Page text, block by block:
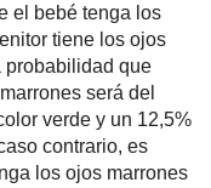
el bebé tenga los
tiene los ojos
probabilidad que
será del
verde y un 12,5%
contrario, es
los ojos marrones